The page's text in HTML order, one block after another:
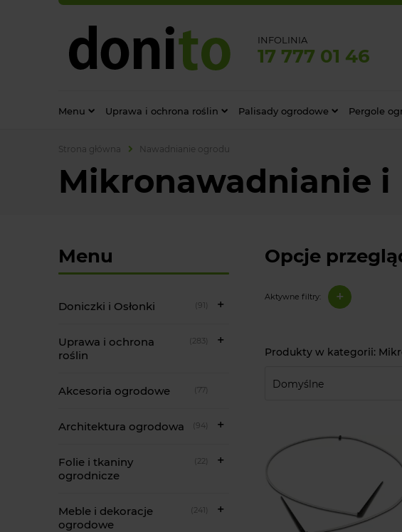
INFOLINIA
17 777 01 46
Menu Uprawa i ochrona roślin Palisady ogrodowe Pergole
Strona główna Nawadnianie ogrodu
Mikronawadnianie
Menu
Doniczki i Osłonki (91)
Uprawa i ochrona
roślin
(283)
Akcesoria ogrodowe (77)
Architektura ogrodowa (94)
Folie i tkaniny
ogrodnicze
(22)
Meble i dekoracje
ogrodowe
(241)
Opcje
Aktywne filtry: +